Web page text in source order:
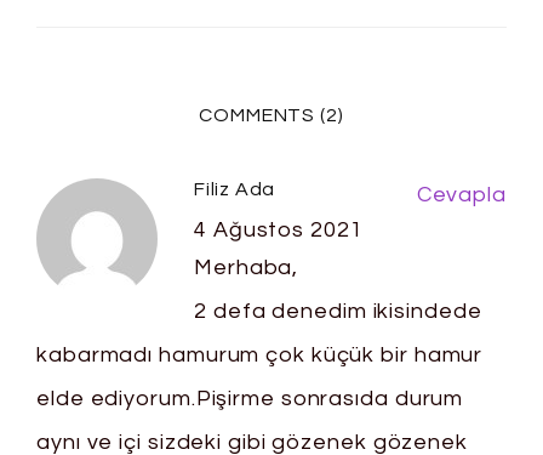
COMMENTS (2)
Filiz Ada
4 Ağustos 2021
Merhaba,
2 defa denedim ikisindede
kabarmadı hamurum çok küçük bir hamur
elde ediyorum.Pişirme sonrasıda durum
aynı ve içi sizdeki gibi gözenek gözenek
Cevapla